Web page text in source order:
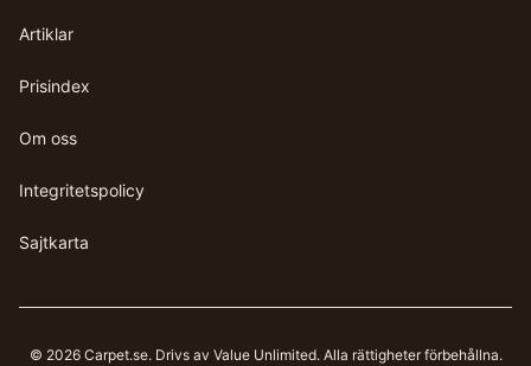
Artiklar
Prisindex
Om oss
Integritetspolicy
Sajtkarta
© 2026 Carpet.se. Drivs av Value Unlimited. Alla rättigheter förbehållna.